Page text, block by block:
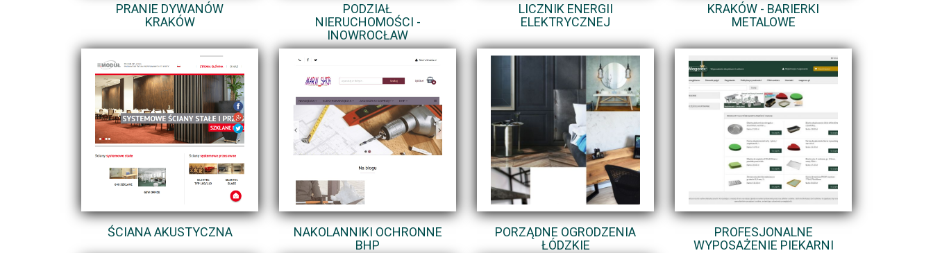
PRANIE DYWANÓW
KRAKÓW
PODZIAŁ
NIERUCHOMOŚCI -
INOWROCŁAW
LICZNIK ENERGII
ELEKTRYCZNEJ
KRAKÓW - BARIERKI
METALOWE
ŚCIANA AKUSTYCZNA
NAKOLANNIKI OCHRONNE
BHP
PORZĄDNE OGRODZENIA
ŁÓDZKIE
PROFESJONALNE
WYPOSAŻENIE PIEKARNI